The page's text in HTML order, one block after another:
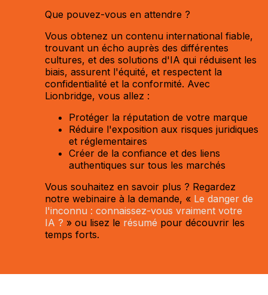
Que pouvez-vous en attendre ?
Vous obtenez un contenu international fiable,
trouvant un écho auprès des différentes
cultures, et des solutions d'IA qui réduisent les
biais, assurent l'équité, et respectent la
confidentialité et la conformité. Avec
Lionbridge, vous allez :
Protéger la réputation de votre marque
Réduire l'exposition aux risques juridiques
et réglementaires
Créer de la confiance et des liens
authentiques sur tous les marchés
Vous souhaitez en savoir plus ? Regardez
notre webinaire à la demande, « Le danger de
l'inconnu : connaissez-vous vraiment votre
IA ? » ou lisez le résumé pour découvrir les
temps forts.